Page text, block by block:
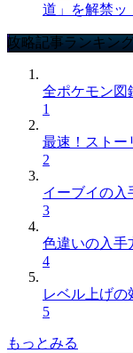
道」を解禁ッ
攻略記事ランキン
全ポケモン図
1
最速！ストー
2
イーブイの入
3
色違いの入手
4
レベル上げ
5
もっとみる